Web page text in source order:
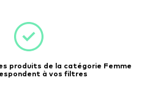
produits de la catégorie Femme
à vos filtres